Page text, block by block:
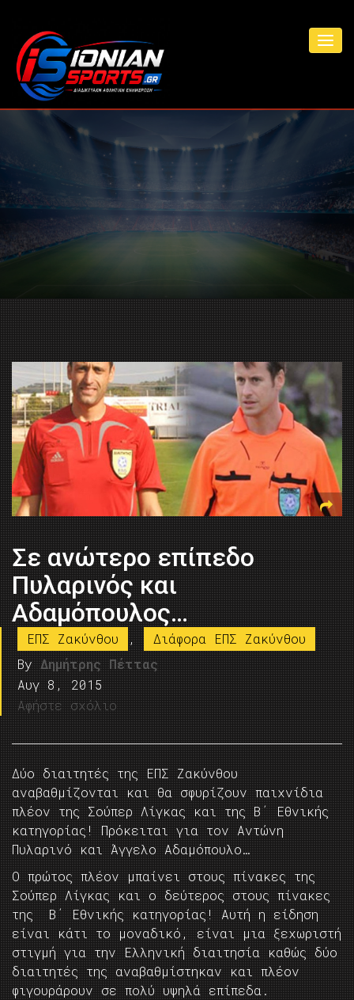
Σε ανώτερο επίπεδο
Πυλαρινός και
Αδαμόπουλος…
ΕΠΣ Ζακύνθου ,
Διάφορα ΕΠΣ Ζακύνθου
By Δημήτρης Πέττας
Αυγ 8, 2015
Αφήστε σχόλιο
Δύο διαιτητές της ΕΠΣ Ζακύνθου
αναβαθμίζονται και θα σφυρίζουν παιχνίδια
πλέον της Σούπερ Λίγκας και της Β΄ Εθνικής
κατηγορίας! Πρόκειται για τον Αντώνη
Πυλαρινό και Άγγελο Αδαμόπουλο…
Ο πρώτος πλέον μπαίνει στους πίνακες της
Σούπερ Λίγκας και ο δεύτερος στους πίνακες
της Β΄ Εθνικής κατηγορίας! Αυτή η είδηση
είναι κάτι το μοναδικό, είναι μια ξεχωριστή
στιγμή για την Ελληνική διαιτησία καθώς δύο
διαιτητές της αναβαθμίστηκαν και πλέον
φιγουράρουν σε πολύ υψηλά επίπεδα.